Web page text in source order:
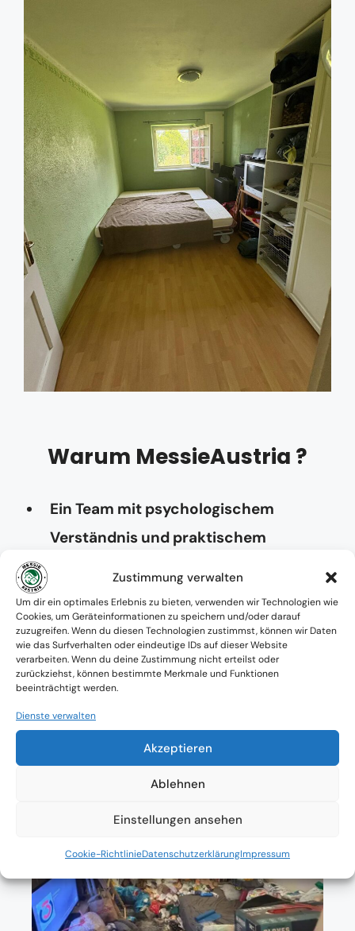
Zustimmung verwalten
Um dir ein optimales Erlebnis zu bieten, verwenden wir Technologien wie
Cookies, um Geräteinformationen zu speichern und/oder darauf
zuzugreifen. Wenn du diesen Technologien zustimmst, können wir Daten
wie das Surfverhalten oder eindeutige IDs auf dieser Website
verarbeiten. Wenn du deine Zustimmung nicht erteilst oder
zurückziehst, können bestimmte Merkmale und Funktionen
beeinträchtigt werden.
Dienste verwalten
Akzeptieren
Ablehnen
Einstellungen ansehen
Cookie-RichtlinieDatenschutzerklärungImpressum
Warum MessieAustria ?
Ein Team mit psychologischem
Verständnis und praktischem
Verfügbarkeit: Österreichweit
Absolute Diskretion & keine
Zusammenarbeit mit Ämtern ohne
Einverständnis